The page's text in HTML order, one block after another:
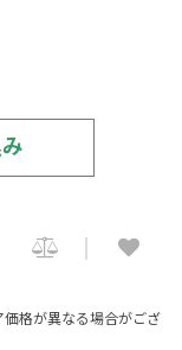
格が異なる場合がござ